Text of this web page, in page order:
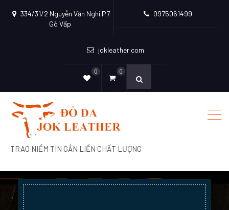
334/31/2 Nguyễn Văn Nghi P7
Gò Vấp
0975061499
jokleather.com
0 0
TRAO NIỀM TIN GẮN LIỀN CHẤT LƯỢNG